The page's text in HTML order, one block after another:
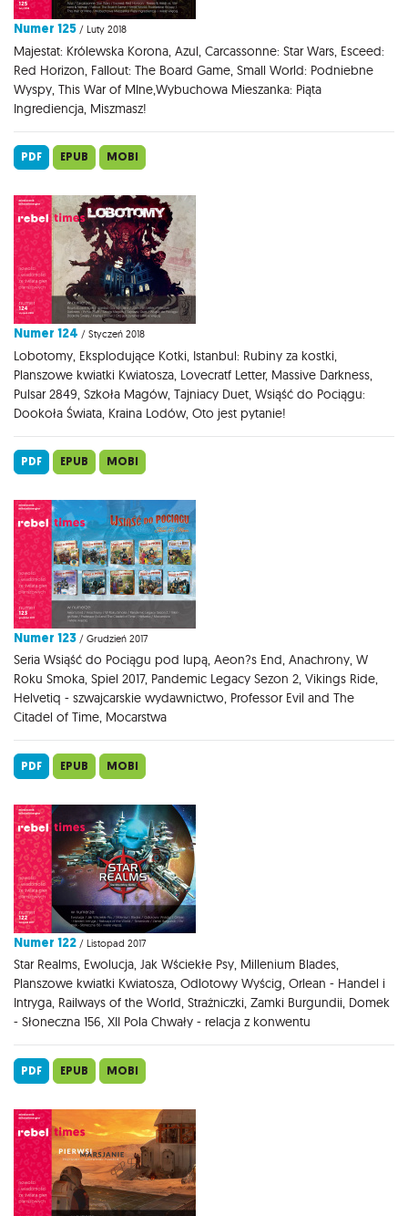
Numer 125 / Luty 2018
Majestat: Królewska Korona, Azul, Carcassonne: Star Wars, Esceed:
Red Horizon, Fallout: The Board Game, Small World: Podniebne
Wyspy, This War of MIne,Wybuchowa Mieszanka: Piąta
Ingrediencja, Miszmasz!
PDF EPUB MOBI
Numer 124 / Styczeń 2018
Lobotomy, Eksplodujące Kotki, Istanbul: Rubiny za kostki,
Planszowe kwiatki Kwiatosza, Lovecratf Letter, Massive Darkness,
Pulsar 2849, Szkoła Magów, Tajniacy Duet, Wsiąść do Pociągu:
Dookoła Świata, Kraina Lodów, Oto jest pytanie!
PDF EPUB MOBI
Numer 123 / Grudzień 2017
Seria Wsiąść do Pociągu pod lupą, Aeon?s End, Anachrony, W
Roku Smoka, Spiel 2017, Pandemic Legacy Sezon 2, Vikings Ride,
Helvetiq - szwajcarskie wydawnictwo, Professor Evil and The
Citadel of Time, Mocarstwa
PDF EPUB MOBI
Numer 122 / Listopad 2017
Star Realms, Ewolucja, Jak Wściekłe Psy, Millenium Blades,
Planszowe kwiatki Kwiatosza, Odlotowy Wyścig, Orlean - Handel i
Intryga, Railways of the World, Strażniczki, Zamki Burgundii, Domek
- Słoneczna 156, XII Pola Chwały - relacja z konwentu
PDF EPUB MOBI